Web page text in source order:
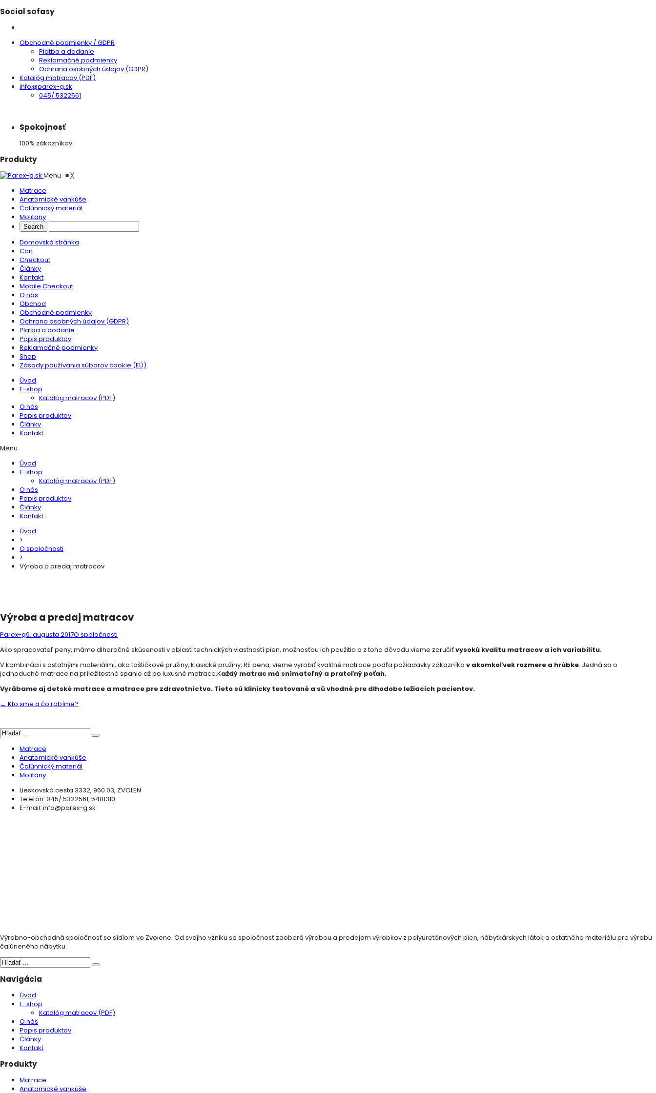
Social sofasy
Obchodné podmienky / GDPR
Platba a dodanie
Reklamačné podmienky
Ochrana osobných údajov (GDPR)
Katalóg matracov (PDF)
info@parex-g.sk
045/ 5322561
Spokojnosť
100% zákazníkov
Produkty
Menu ≡╳
Matrace
Anatomické vankúše
Čalúnnický materiál
Molitany
Domovská stránka
Cart
Checkout
Články
Kontakt
Mobile Checkout
O nás
Obchod
Obchodné podmienky
Ochrana osobných údajov (GDPR)
Platba a dodanie
Popis produktov
Reklamačné podmienky
Shop
Zásady používania súborov cookie (EÚ)
Úvod
E-shop
Katalóg matracov (PDF)
O nás
Popis produktov
Články
Kontakt
Menu
Úvod
E-shop
Katalóg matracov (PDF)
O nás
Popis produktov
Články
Kontakt
Úvod
>
O spoločnosti
>
Výroba a predaj matracov
Výroba a predaj matracov
Parex-g9. augusta 2017O spoločnosti
Ako spracovateľ peny, máme dlhoročné skúsenosti v oblasti technických vlastností pien, možnosťou ich použitia a z toho dôvodu vieme zaručiťvysokú kvalitu matracov a ich variabilitu.
V kombinácii s ostatnými materiálmi, ako taštičkové pružiny, klasické pružiny, RE pena, vieme vyrobiť kvalitné matrace podľa požiadavky zákazníka v akomkoľvek rozmere a hrúbke. Jedná sa o
jednoduché matrace na príležitostné spanie až po luxusné matrace.Každý matrac má snímateľný a prateľný poťah.
Vyrábame aj detské matrace a matrace pre zdravotníctvo. Tieto sú klinicky testované a sú vhodné pre dlhodobo ležiacich pacientov.
← Kto sme a čo robíme?
Matrace
Anatomické vankúše
Čalúnnický materiál
Molitany
Lieskovská cesta 3332, 960 03, ZVOLEN
Telefón: 045/ 5322561, 5401310
E-mail: info@parex-g.sk
Výrobno-obchodná spoločnosť so sídlom vo Zvolene. Od svojho vzniku sa spoločnosť zaoberá výrobou a predajom výrobkov z polyuretánových pien, nábytkárskych látok a ostatného materiálu pre výrobu
čalúneného nábytku.
Navigácia
Úvod
E-shop
Katalóg matracov (PDF)
O nás
Popis produktov
Články
Kontakt
Produkty
Matrace
Anatomické vankúše